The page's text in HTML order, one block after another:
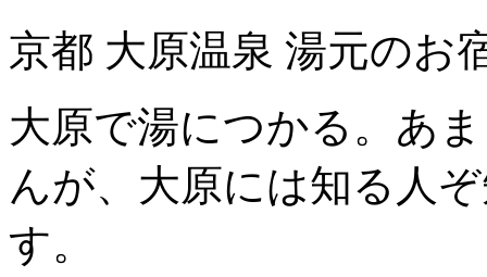
京都 大原温泉 湯元の
大原で湯につかる。あ
んが、大原には知る人
す。